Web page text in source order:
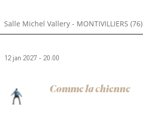
Salle Michel Vallery - MONTIVILLIERS (76)
12 jan 2027 - 20:00
Comme la chienne